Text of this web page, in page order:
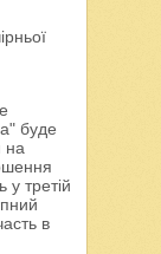
буде
на
у третій
в